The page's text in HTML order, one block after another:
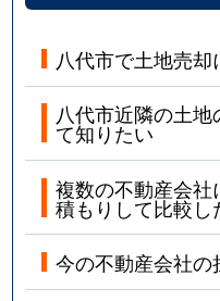
八代市で土地売
八代市近隣の土
て知りたい
複数の不動産会
積もりして比較し
今の不動産会社